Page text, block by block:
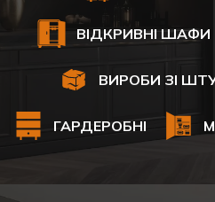
ВІДКРИВНІ ШАФИ
ВИРОБИ ЗІ
ГАРДЕРОБНІ